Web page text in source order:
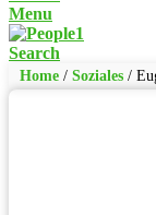
Menu
Search
Home / Soziales /